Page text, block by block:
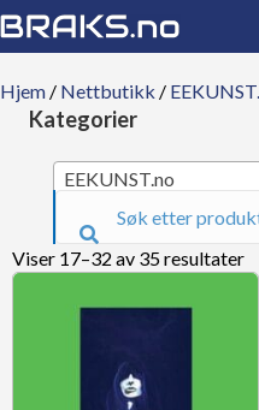
Hjem / Nettbutikk /
Kategorier
EEKUNST.no
Viser 17–32 av 35 resultater